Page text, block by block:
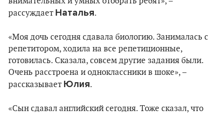
рассуждает Наталья.
«Моя дочь сегодня сдавала биологию. Занималась с
репетитором, ходила на все репетиционные,
готовилась. Сказала, совсем другие задания были.
Очень расстроена и одноклассники в шоке», –
рассказывает Юлия.
«Сын сдавал английский сегодня. Тоже сказал, что